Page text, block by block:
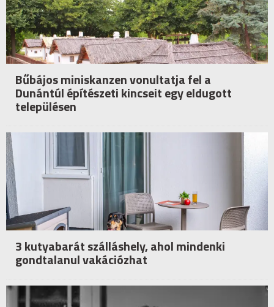
Bűbájos miniskanzen vonultatja fel a
Dunántúl építészeti kincseit egy eldugott
településen
3 kutyabarát szálláshely, ahol mindenki
gondtalanul vakációzhat